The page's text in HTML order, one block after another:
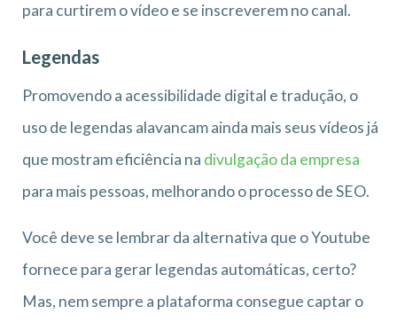
para curtirem o vídeo e se inscreverem no canal.
Legendas
Promovendo a acessibilidade digital e tradução, o
uso de legendas alavancam ainda mais seus vídeos já
que mostram eficiência na divulgação da empresa
para mais pessoas, melhorando o processo de SEO.
Você deve se lembrar da alternativa que o Youtube
fornece para gerar legendas automáticas, certo?
Mas, nem sempre a plataforma consegue captar o